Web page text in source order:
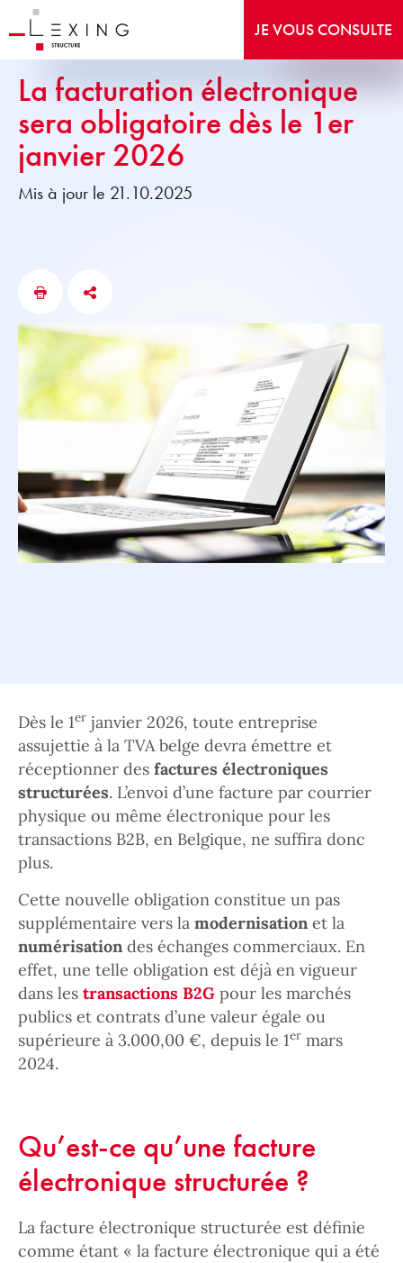
JE VOUS CONSULTE
La facturation électronique
sera obligatoire dès le 1er
janvier 2026
Mis à jour le 21.10.2025
Dès le 1er janvier 2026, toute entreprise
assujettie à la TVA belge devra émettre et
réceptionner des factures électroniques
structurées. L’envoi d’une facture par courrier
physique ou même électronique pour les
transactions B2B, en Belgique, ne suffira donc
plus.
Cette nouvelle obligation constitue un pas
supplémentaire vers la modernisation et la
numérisation des échanges commerciaux. En
effet, une telle obligation est déjà en vigueur
dans les transactions B2G pour les marchés
publics et contrats d’une valeur égale ou
supérieure à 3.000,00 €, depuis le 1er mars
2024.
Qu’est-ce qu’une facture
électronique structurée ?
La facture électronique structurée est définie
comme étant « la facture électronique qui a été